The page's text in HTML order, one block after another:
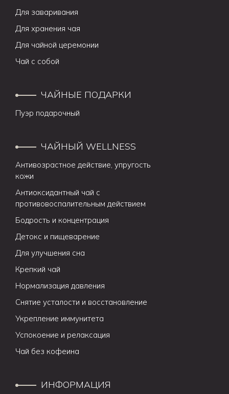
Для заваривания
Для хранения чая
Для чайной церемонии
Чай с собой
ЧАЙНЫЕ ПОДАРКИ
Пуэр подарочный
ЧАЙНЫЙ WELLNESS
Антивозрастное действие, упругость
кожи
Антиоксидантный чай с
противовоспалительным действием
Бодрость и концентрация
Детокс и пищеварение
Для улучшения сна
Крепкий чай
Нормализация давления
Снятие усталости и восстановление
Укрепление иммунитета
Успокоение и релаксация
Чай без кофеина
ИНФОРМАЦИЯ